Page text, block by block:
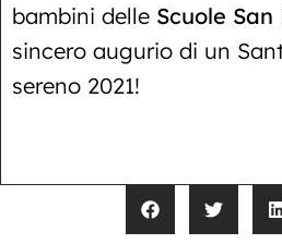
bambini delle Scuole
sincero augurio di un
sereno 2021!